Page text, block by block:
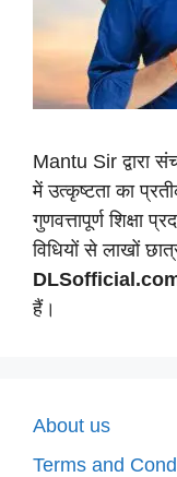
Mantu Sir द्वारा
में उत्कृष्टता का
गुणवत्तापूर्ण शिक्षा
विधियों से लाखों
हैं।
About us
Terms and